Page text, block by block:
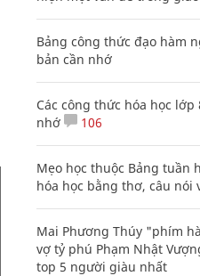
Bảng công thức đạo hàm
bản cần nhớ
Các công thức hóa học lớp
nhớ
106
Mẹo học thuộc Bảng tuần
hóa học bằng thơ, câu nói
Mai Phương Thúy "phím
vợ tỷ phú Phạm Nhật
top 5 người giàu nhất